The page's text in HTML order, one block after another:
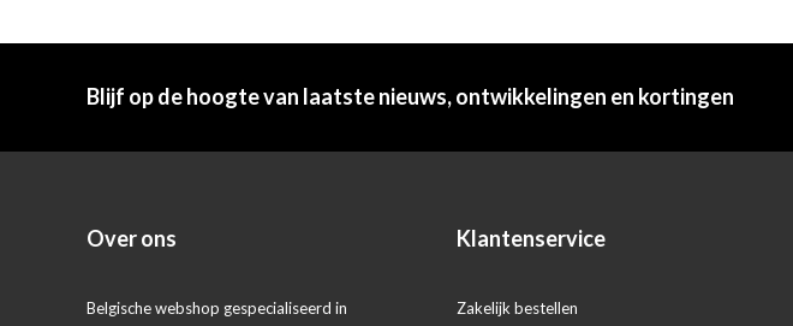
Blijf op de hoogte van laatste nieuws, ontwikkelingen en kortingen
Over ons
Belgische webshop gespecialiseerd in
Klantenservice
Zakelijk bestellen